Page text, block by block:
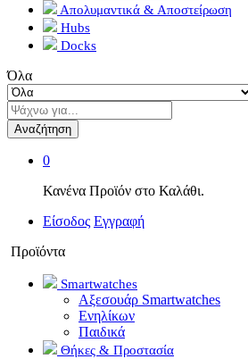
Απολυμαντικά & Αποστείρωση
Hubs
Docks
Όλα
Αναζήτηση
0
Κανένα Προϊόν στο Καλάθι.
Είσοδος Εγγραφή
Προϊόντα
Smartwatches
Αξεσουάρ Smartwatches
Ενηλίκων
Παιδικά
Θήκες & Προστασία